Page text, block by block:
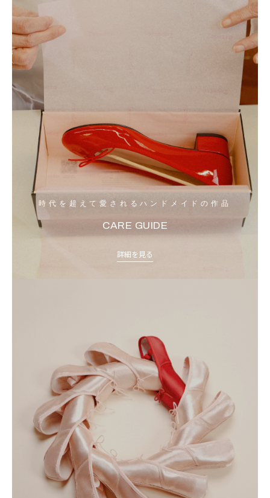
時代を超えて愛されるハンドメイドの作品
CARE GUIDE
詳細を見る